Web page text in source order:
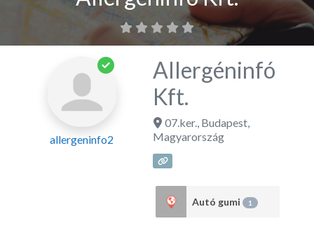
allergeninfo2
Allergéninfó
Kft.
07.ker., Budapest,
Magyarország
Autó gumi 1